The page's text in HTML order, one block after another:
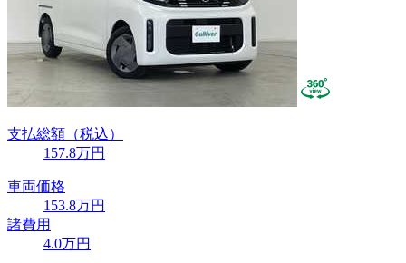
支払総額 （税込）
157.8万円
車両価格
153.8万円
諸費用
4.0万円